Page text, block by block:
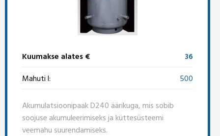
Kuumakse alates €
36
Mahuti l:
500
Akumulatsioonipaak D240 äärikuga, mis sobib
soojuse akumuleerimiseks ja küttesüsteemi
veemahu suurendamiseks.